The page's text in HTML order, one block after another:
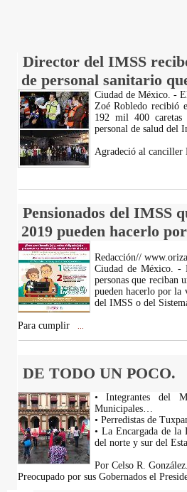
Director del IMSS
de personal sanitario
Ciudad de México. -
Zoé Robledo recibió
192 mil 400 caretas
personal de salud del
Agradeció al canciller
Pensionados del IMSS
2019 pueden hacerlo
Redacción//
Ciudad de México. -
personas que reciban
pueden hacerlo por la
del IMSS o del
Para cumplir
DE TODO UN POCO.
• Integrantes del
Municipales…
• Perredistas de
• La Encargada de la
del norte y sur del
Por Celso R. González.
Preocupado por sus Gobernados el